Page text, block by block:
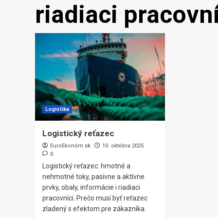
riadiaci
Logistika
Logistický reťazec
EuroEkonóm.sk
10. októbra 2025
0
Logistický reťazec: hmotné a
nehmotné toky, pasívne a aktívne
prvky, obaly, informácie i riadiaci
pracovníci. Prečo musí byť reťazec
zladený s efektom pre zákazníka.